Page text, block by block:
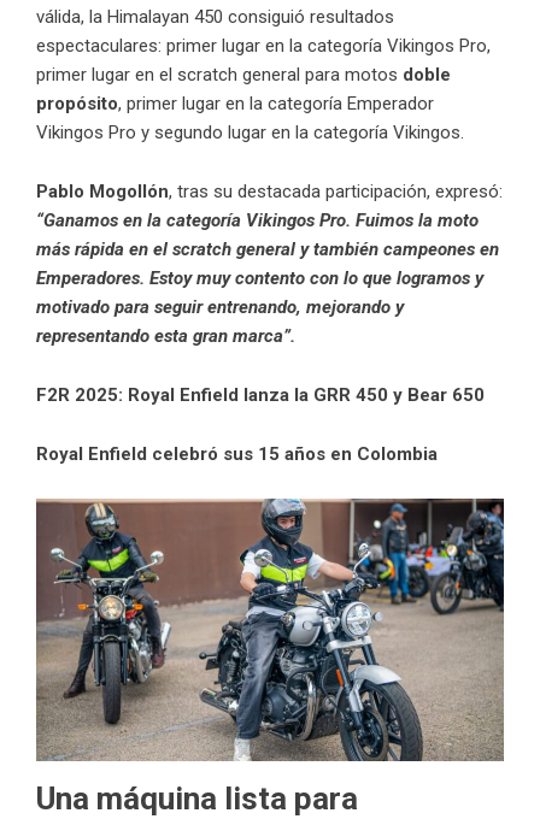
válida, la Himalayan 450 consiguió resultados
espectaculares: primer lugar en la categoría Vikingos Pro,
primer lugar en el scratch general para motos doble
propósito, primer lugar en la categoría Emperador
Vikingos Pro y segundo lugar en la categoría Vikingos.
Pablo Mogollón, tras su destacada participación, expresó:
“Ganamos en la categoría Vikingos Pro. Fuimos la moto
más rápida en el scratch general y también campeones en
Emperadores. Estoy muy contento con lo que logramos y
motivado para seguir entrenando, mejorando y
representando esta gran marca”.
F2R 2025: Royal Enfield lanza la GRR 450 y Bear 650
Royal Enfield celebró sus 15 años en Colombia
Una máquina lista para